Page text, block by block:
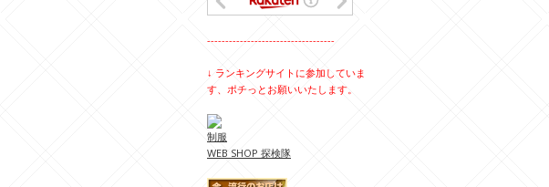
-----------------------------------
↓ ランキングサイトに参加していま
す、ポチっとお願いいたします。
制服
WEB SHOP 探検隊